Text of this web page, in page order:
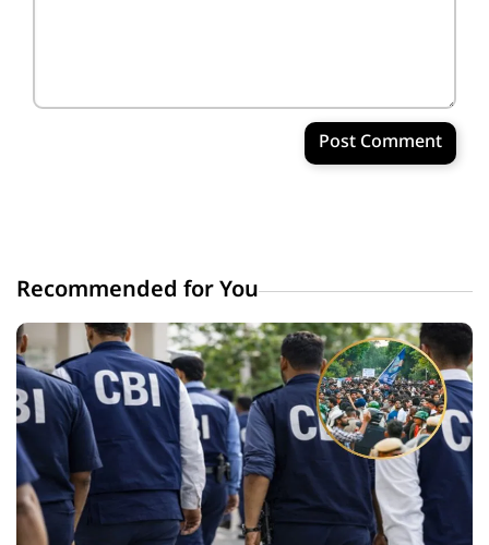
Post Comment
Recommended for You